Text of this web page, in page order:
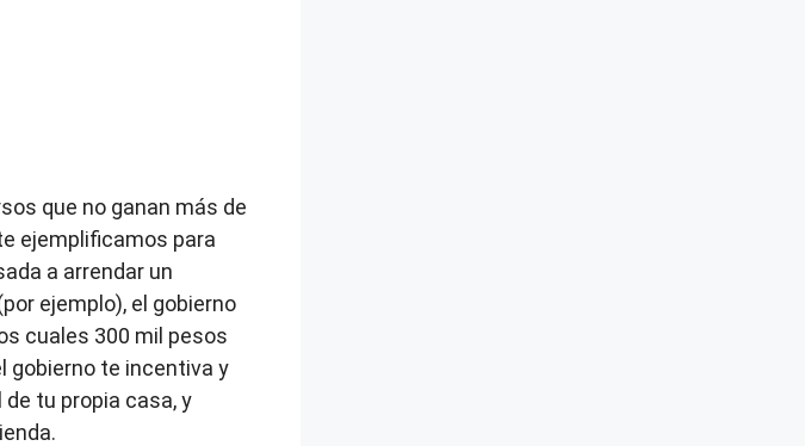
que no ganan más de
ejemplificamos para
a arrendar un
ejemplo), el gobierno
cuales 300 mil pesos
gobierno te incentiva y
tu propia casa, y